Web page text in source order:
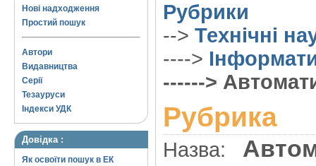
Нові надходження
Простий пошук
Автори
Видавництва
Серії
Тезауруси
Індекси УДК
Довідка :
Як освоїти пошук в ЕК
Рубрики
--> Технічні
---->
------>
Рубрика
Назва: